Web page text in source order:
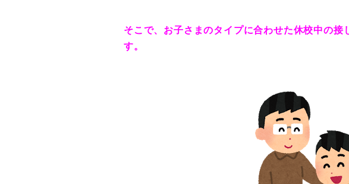
そこで、お子さまのタイプに合わせた休校中の接
す。